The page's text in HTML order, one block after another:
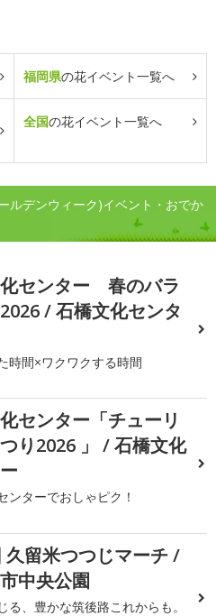
福岡県の花イベント一覧へ
全国の花イベント一覧へ
ルデンウィーク)イベント・おでか
センター 春のバラ
/ 石橋文化センタ
時間×ワクワクする時間
センター「チューリ
り2026 」 / 石橋文化
ンターでおしゃピク！
久留米つつじマーチ /
中央公園
る、豊かな筑後路これからも。